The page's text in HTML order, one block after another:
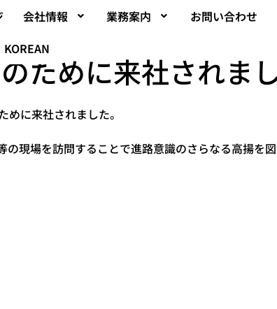
会社情報 業務案内 お問い合わせ
KOREAN
ために来社されま
めに来社されました。
現場を訪問することで進路意識のさらなる高揚を図